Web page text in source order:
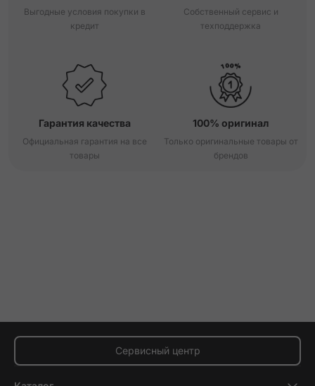
Выгодные условия покупки в
кредит
Собственный сервис и
техподдержка
Гарантия качества
Официальная гарантия на все
товары
100% оригинал
Только оригинальные товары от
брендов
Сервисный центр